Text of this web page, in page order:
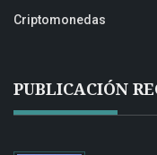
Criptomonedas
PUBLICACIÓN